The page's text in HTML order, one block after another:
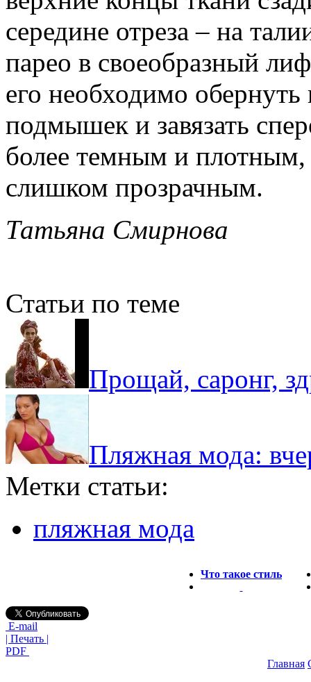
середине отреза – на
парео в своеобразный
его необходимо обернуть
подмышек и завязать
более темным и плотным,
слишком прозрачным.
Татьяна Смирнова
Статьи по теме
Прощай, саронг,
Пляжная мода:
Метки статьи:
пляжная мода
Что такое стиль
E-mail
| Печать |
PDF
Главная